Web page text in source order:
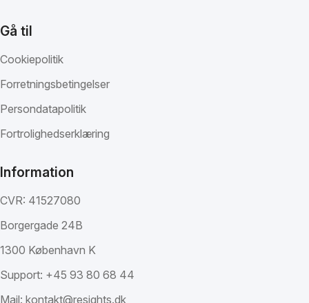
Gå til
Cookiepolitik
Forretningsbetingelser
Persondatapolitik
Fortrolighedserklæring
Information
CVR: 41527080
Borgergade 24B
1300 København K
Support: +45 93 80 68 44
Mail: kontakt@resights.dk